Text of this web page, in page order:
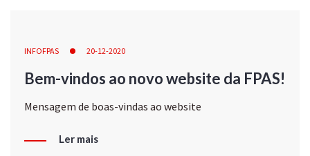
INFOFPAS 20-12-2020
Bem-vindos ao novo website da FPAS!
Mensagem de boas-vindas ao website
Ler mais